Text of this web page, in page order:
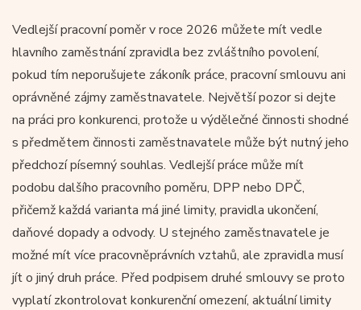
Vedlejší pracovní poměr v roce 2026 můžete mít vedle
hlavního zaměstnání zpravidla bez zvláštního povolení,
pokud tím neporušujete zákoník práce, pracovní smlouvu ani
oprávněné zájmy zaměstnavatele. Největší pozor si dejte
na práci pro konkurenci, protože u výdělečné činnosti shodné
s předmětem činnosti zaměstnavatele může být nutný jeho
předchozí písemný souhlas. Vedlejší práce může mít
podobu dalšího pracovního poměru, DPP nebo DPČ,
přičemž každá varianta má jiné limity, pravidla ukončení,
daňové dopady a odvody. U stejného zaměstnavatele je
možné mít více pracovněprávních vztahů, ale zpravidla musí
jít o jiný druh práce. Před podpisem druhé smlouvy se proto
vyplatí zkontrolovat konkurenční omezení, aktuální limity